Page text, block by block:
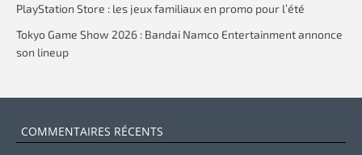
PlayStation Store : les jeux familiaux en promo pour l’été
Tokyo Game Show 2026 : Bandai Namco Entertainment annonce
son lineup
COMMENTAIRES RÉCENTS